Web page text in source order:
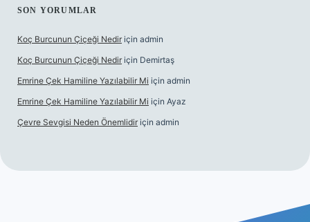
SON YORUMLAR
Koç Burcunun Çiçeği Nedir için admin
Koç Burcunun Çiçeği Nedir için Demirtaş
Emrine Çek Hamiline Yazılabilir Mi için admin
Emrine Çek Hamiline Yazılabilir Mi için Ayaz
Çevre Sevgisi Neden Önemlidir için admin